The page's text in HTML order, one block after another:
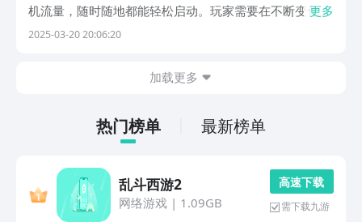
机流量，随时随地都能轻松启动。玩家需要在不断变化的
地铁轨道上躲避障碍，收集金币，体验速度与激情的碰
更多
2025-03-20 20:06:20
加载更多
热门榜单 最新榜单
乱斗西游2
网络游戏| 1.09GB
高 速 下 载
需下载九游